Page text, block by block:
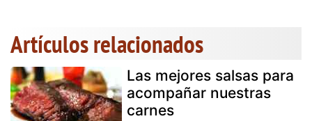
Artículos relacionados
Las mejores salsas para
acompañar nuestras
carnes